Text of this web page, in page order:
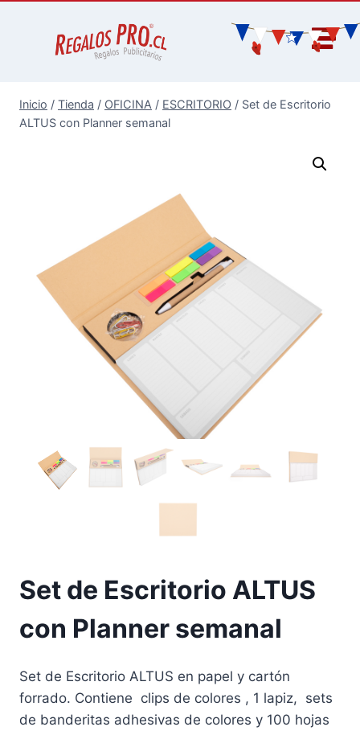
Inicio / Tienda / OFICINA / ESCRITORIO / Set de Escritorio
ALTUS con Planner semanal
Set de Escritorio ALTUS
con Planner semanal
Set de Escritorio ALTUS en papel y cartón
forrado. Contiene clips de colores , 1 lapiz, sets
de banderitas adhesivas de colores y 100 hojas